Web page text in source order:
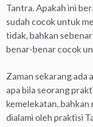
Tantra. Apakah ini
sudah cocok untuk
tidak, bahkan
benar-benar cocok
Zaman sekarang ada
apa bila seorang
kemelekatan, bahkan
dialami oleh praktisi